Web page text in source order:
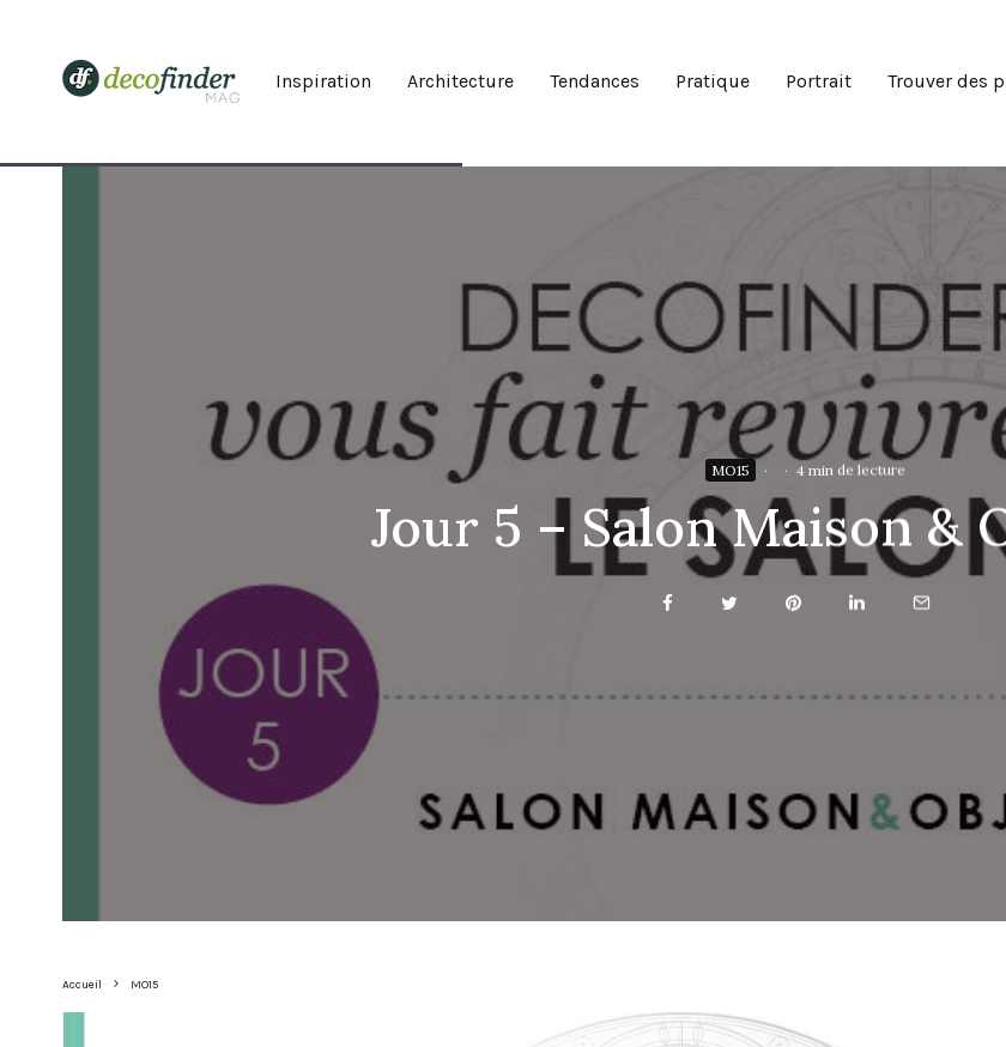
Inspiration Architecture Tendances Pratique Portrait Trouver des
MO15 · · 4 min de lecture
Jour 5 – Salon Maison &
Accueil MO15